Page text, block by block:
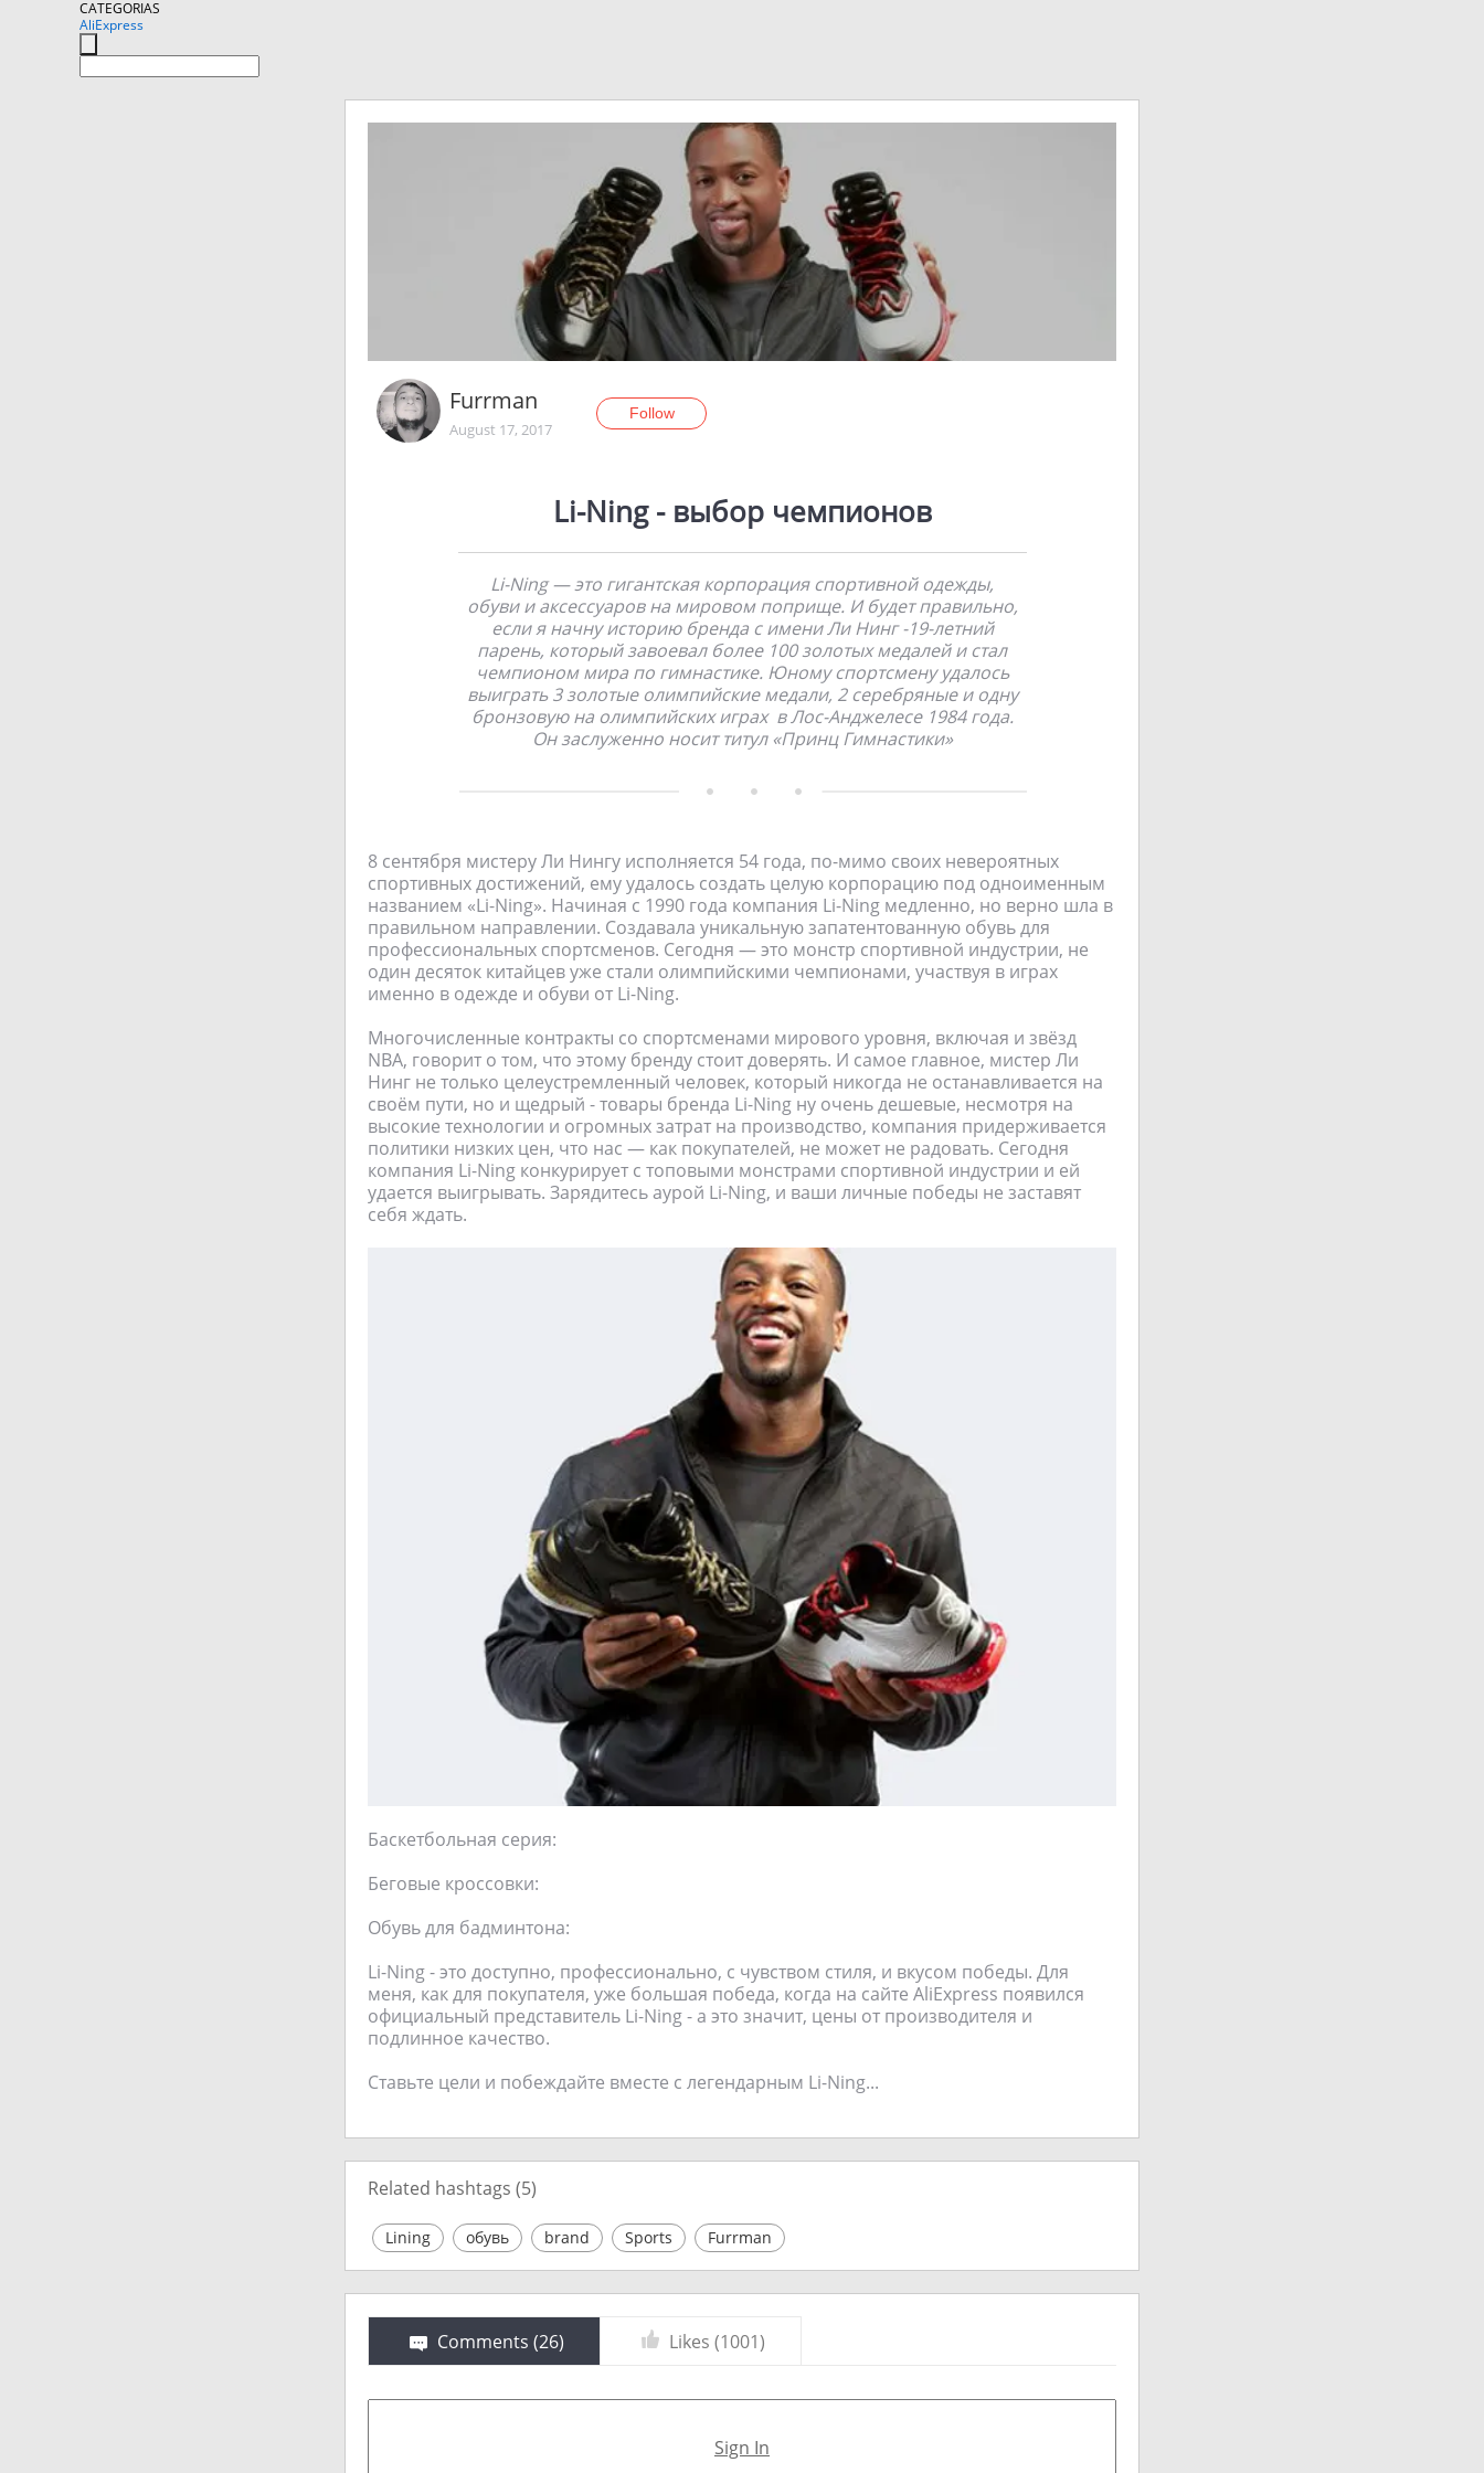
CATEGORIAS
AliExpress
Furrman
August 17, 2017
Follow
Li-Ning - выбор чемпионов
Li-Ning — это гигантская корпорация спортивной одежды,
обуви и аксессуаров на мировом поприще. И будет правильно,
если я начну историю бренда с имени Ли Нинг -19-летний
парень, который завоевал более 100 золотых медалей и стал
чемпионом мира по гимнастике. Юному спортсмену удалось
выиграть 3 золотые олимпийские медали, 2 серебряные и одну
бронзовую на олимпийских играх в Лос-Анджелесе 1984 года.
Он заслуженно носит титул «Принц Гимнастики»
8 сентября мистеру Ли Нингу исполняется 54 года, по-мимо своих невероятных
спортивных достижений, ему удалось создать целую корпорацию под одноименным
названием «Li-Ning». Начиная с 1990 года компания Li-Ning медленно, но верно шла в
правильном направлении. Создавала уникальную запатентованную обувь для
профессиональных спортсменов. Сегодня — это монстр спортивной индустрии, не
один десяток китайцев уже стали олимпийскими чемпионами, участвуя в играх
именно в одежде и обуви от Li-Ning.
Многочисленные контракты со спортсменами мирового уровня, включая и звёзд
NBA, говорит о том, что этому бренду стоит доверять. И самое главное, мистер Ли
Нинг не только целеустремленный человек, который никогда не останавливается на
своём пути, но и щедрый - товары бренда Li-Ning ну очень дешевые, несмотря на
высокие технологии и огромных затрат на производство, компания придерживается
политики низких цен, что нас — как покупателей, не может не радовать. Сегодня
компания Li-Ning конкурирует с топовыми монстрами спортивной индустрии и ей
удается выигрывать. Зарядитесь аурой Li-Ning, и ваши личные победы не заставят
себя ждать.
Баскетбольная серия:
Беговые кроссовки:
Обувь для бадминтона:
Li-Ning - это доступно, профессионально, с чувством стиля, и вкусом победы. Для
меня, как для покупателя, уже большая победа, когда на сайте AliExpress появился
официальный представитель Li-Ning - а это значит, цены от производителя и
подлинное качество.
Ставьте цели и побеждайте вместе с легендарным Li-Ning...
Related hashtags (5)
Lining обувь brand Sports Furrman
Comments (26) Likes (1001)
Sign In